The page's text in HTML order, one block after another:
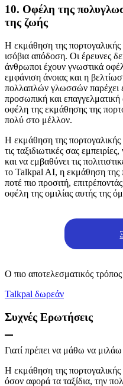
10. Οφέλη της
της ζωής
Η εκμάθηση της
ισόβια απόδοση. Οι έρευνες
άνθρωποι έχουν γνωστικά
εμφάνιση άνοιας και η
πολλαπλών γλωσσών παρέχει
προσωπική και επαγγελματική
οφέλη της εκμάθησης της
πολύ στο μέλλον.
Η εκμάθηση της
τις ταξιδιωτικές σας
και να εμβαθύνει τις
το Talkpal AI, η εκμάθηση της
ποτέ πιο προσιτή,
οφέλη της ομιλίας αυτής της
Ο πιο αποτελεσματικός
Talkpal δωρεάν
Συχνές Ερωτήσεις
Γιατί πρέπει να μάθω να
Η εκμάθηση της πορτογαλικής
όσον αφορά τα ταξίδια, την